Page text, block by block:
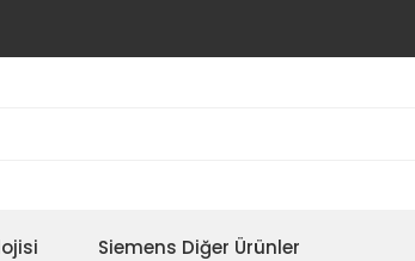
Siemens Diğer Ürünler